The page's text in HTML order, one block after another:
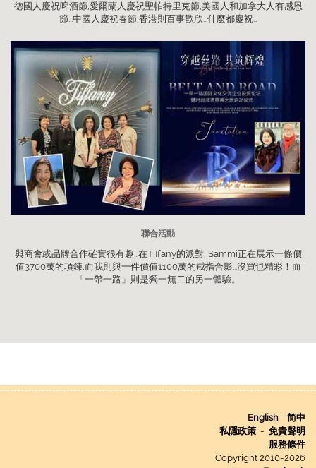
德國人慶祝啤酒節,愛爾蘭人慶祝聖帕特里克節,美國人和加拿大人有感恩
節...中國人慶祝春節,香港則百事歡欣...什麼都慶祝…
聯合活動
與商會或品牌合作確實很有趣...在Tiffany的派對, Sammi正在展示一條價
值3700萬的項鍊,而我則與一件價值1100萬的戒指合影...沒買也精彩！而
「一帶一路」則是獨一無二的另一體驗。
English
简中
私隱政策 - 免責聲明
服務條件
Copyright 2010-2026